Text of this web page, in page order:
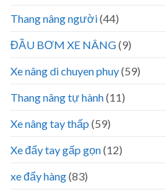
Thang nâng người(44)
ĐẦU BƠM XE NÂNG(9)
Xe nâng di chuyen phuy(59)
Thang nâng tự hành(11)
Xe nâng tay thấp (59)
Xe đẩy tay gấp gọn(12)
xe đẩy hàng(83)